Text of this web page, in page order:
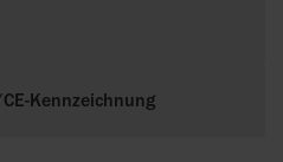
Kennzeichnung